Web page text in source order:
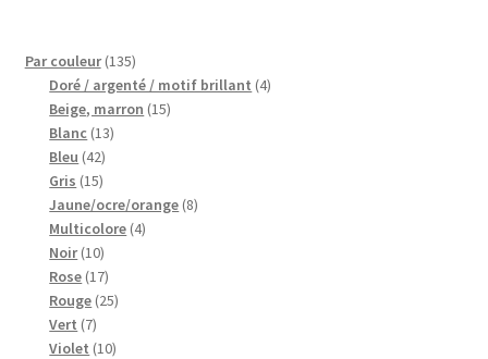
Qui suis je ?
CGV
Livraison
Mentions légales
Par couleur 135135
produits
Doré / argenté / motif brillant 44
Beige, marron 1515
Blanc 1313
Bleu 4242
produits
Gris 1515
produits
Jaune/ocre/orange 88
Multicolore 44
Noir 1010
produits
Rose 1717
produits
Rouge 2525
Vert 77
produits
Violet 1010